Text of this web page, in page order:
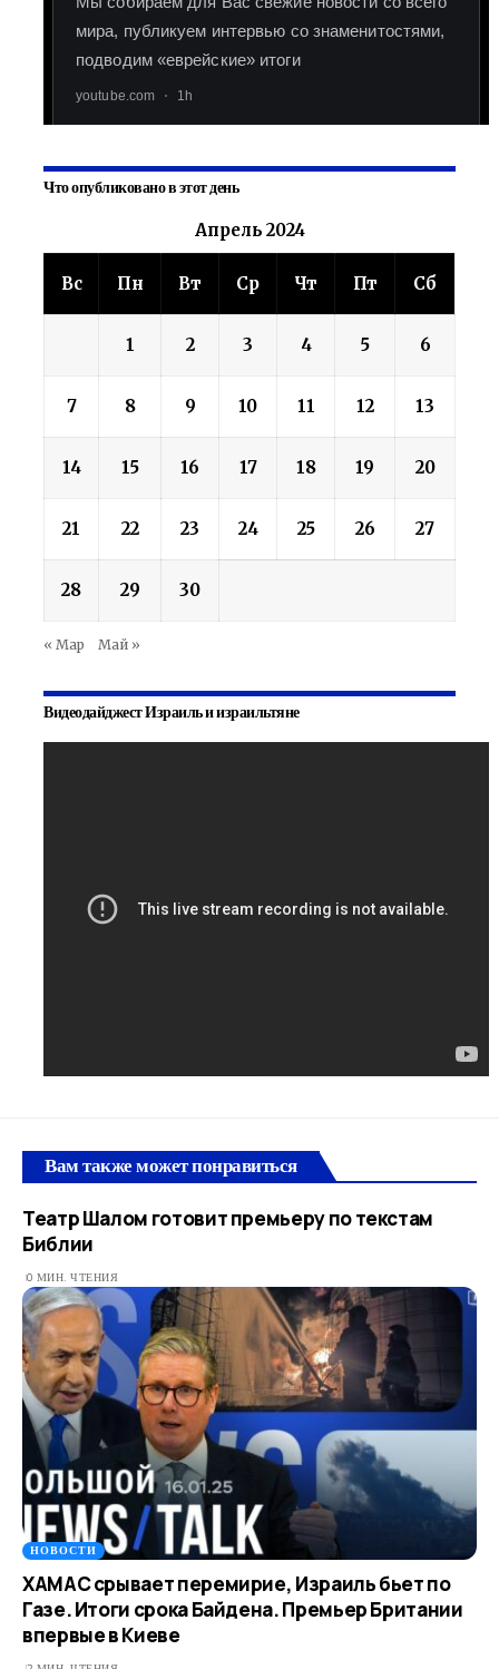
Что опубликовано в этот день
Апрель 2024
Вс Пн Вт Ср Чт Пт Сб
1 2 3 4 5 6
7 8 9 10 11 12 13
14 15 16 17 18 19 20
21 22 23 24 25 26 27
28 29 30
« Мар Май »
Видеодайджест Израиль и израильтяне
Вам также может понравиться
Театр Шалом готовит премьеру по текстам
Библии
0 МИН. ЧТЕНИЯ
НОВОСТИ
ХАМАС срывает перемирие, Израиль бьет по
Газе. Итоги срока Байдена. Премьер Британии
впервые в Киеве